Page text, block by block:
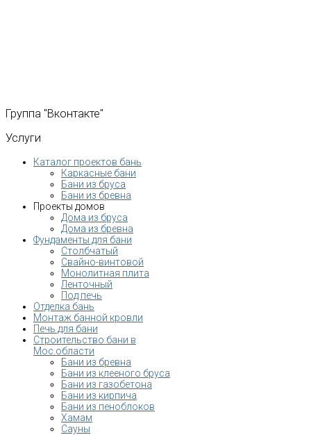
Группа "Вконтакте"
Услуги
Каталог проектов бань
Каркасные бани
Бани из бруса
Бани из бревна
Проекты домов
Дома из бруса
Дома из бревна
Фундаменты для бани
Столбчатый
Свайно-винтовой
Монолитная плита
Ленточный
Под печь
Отделка бань
Монтаж банной кровли
Печь для бани
Строительство бани в
Мос.области
Бани из бревна
Бани из клееного бруса
Бани из газобетона
Бани из кирпича
Бани из пеноблоков
Хамам
Сауны